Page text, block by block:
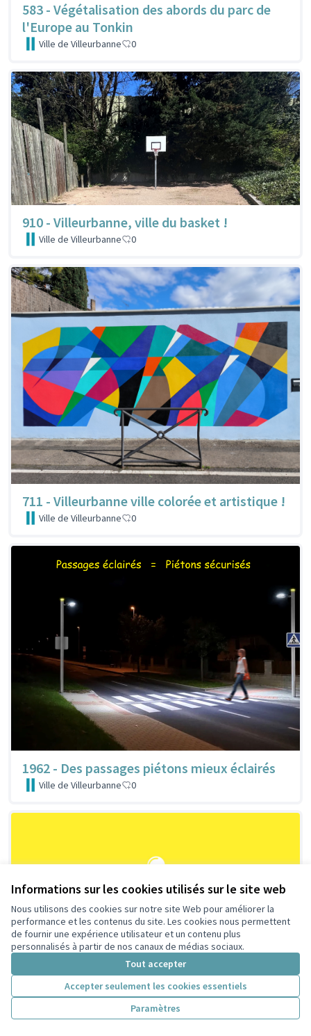
Informations sur les cookies utilisés sur le site web
Nous utilisons des cookies sur notre site Web pour améliorer la
performance et les contenus du site. Les cookies nous permettent
de fournir une expérience utilisateur et un contenu plus
personnalisés à partir de nos canaux de médias sociaux.
Tout accepter
Accepter seulement les cookies essentiels
Paramètres
583 - Végétalisation des abords du parc de
l'Europe au Tonkin
Ville de Villeurbanne 0
910 - Villeurbanne, ville du basket !
Ville de Villeurbanne 0
711 - Villeurbanne ville colorée et artistique !
Ville de Villeurbanne 0
1962 - Des passages piétons mieux éclairés
Ville de Villeurbanne 0
876 - Une fresque participative, symbole du
renouveau à Saint-Jean